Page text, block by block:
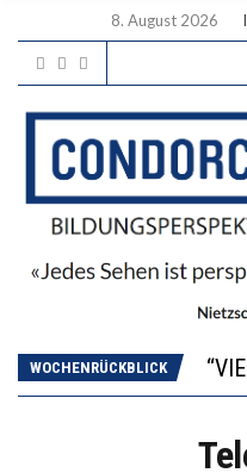
8. August 2026
WOCHENRÜCKBLICK